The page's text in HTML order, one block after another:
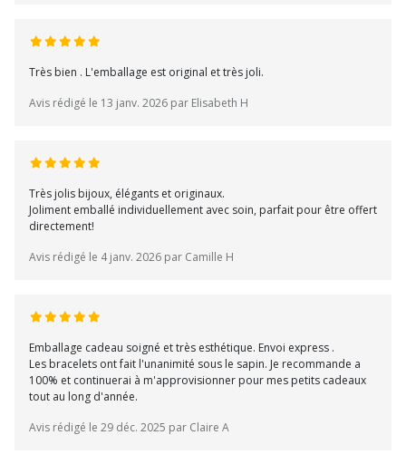
Très bien . L'emballage est original et très joli.
Avis rédigé le 13 janv. 2026 par Elisabeth H
Très jolis bijoux, élégants et originaux.
Joliment emballé individuellement avec soin, parfait pour être offert
directement!
Avis rédigé le 4 janv. 2026 par Camille H
Emballage cadeau soigné et très esthétique. Envoi express .
Les bracelets ont fait l'unanimité sous le sapin. Je recommande a
100% et continuerai à m'approvisionner pour mes petits cadeaux
tout au long d'année.
Avis rédigé le 29 déc. 2025 par Claire A